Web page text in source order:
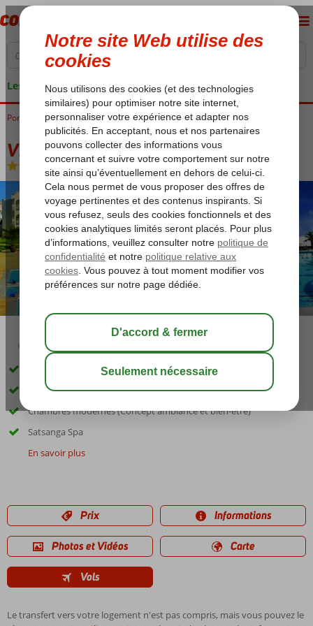
Les garanties de vacances
Portugal Algarve Gale Vila Gale Praia
Vila Gale Praia
Chambre et petit déjeuner-Hôtel
02:45 sauver
Adultes seulement : âge minimum 16 ans
Hôtel convivial propice à la détente
Chambres modernes (Concept ambiance et bien-être)
Satsanga Spa
En savoir plus
Prix Informations
Photos et Vidéos Carte
Vols
Le transfert vers votre logement n'est pas compris, mais vous pouvez le